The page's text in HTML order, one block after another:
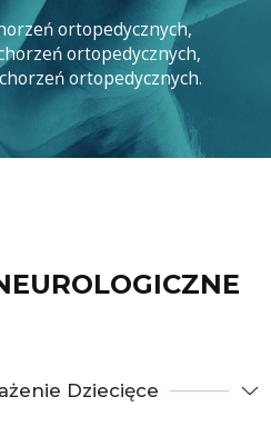
ortopedycznych,
ortopedycznych,
ortopedycznych.
Dziecięce